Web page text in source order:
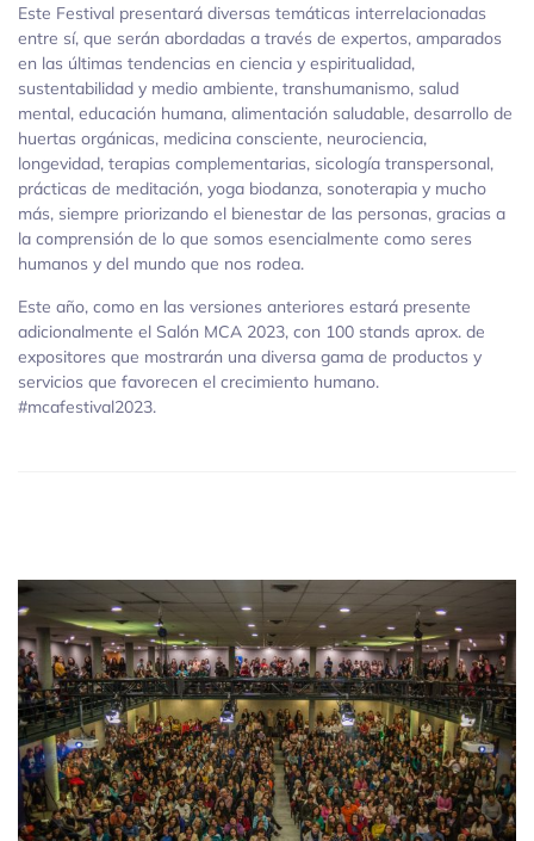
Este Festival presentará diversas temáticas interrelacionadas
entre sí, que serán abordadas a través de expertos, amparados
en las últimas tendencias en ciencia y espiritualidad,
sustentabilidad y medio ambiente, transhumanismo, salud
mental, educación humana, alimentación saludable, desarrollo de
huertas orgánicas, medicina consciente, neurociencia,
longevidad, terapias complementarias, sicología transpersonal,
prácticas de meditación, yoga biodanza, sonoterapia y mucho
más, siempre priorizando el bienestar de las personas, gracias a
la comprensión de lo que somos esencialmente como seres
humanos y del mundo que nos rodea.
Este año, como en las versiones anteriores estará presente
adicionalmente el Salón MCA 2023, con 100 stands aprox. de
expositores que mostrarán una diversa gama de productos y
servicios que favorecen el crecimiento humano.
#mcafestival2023.